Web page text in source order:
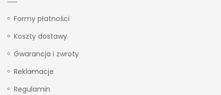
Formy płatności
Koszty dostawy
Gwarancja i zwroty
Reklamacje
Regulamin